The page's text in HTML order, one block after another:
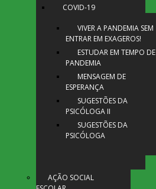
COVID-19
VIVER A PANDEMIA SEM
ENTRAR EM EXAGEROS!
ESTUDAR EM TEMPO DE
PANDEMIA
MENSAGEM DE
ESPERANÇA
SUGESTÕES DA
PSICÓLOGA II
SUGESTÕES DA
PSICÓLOGA
AÇÃO SOCIAL